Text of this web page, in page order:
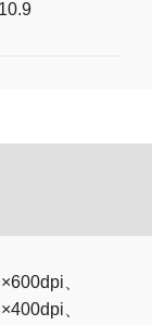
10.9
、
、